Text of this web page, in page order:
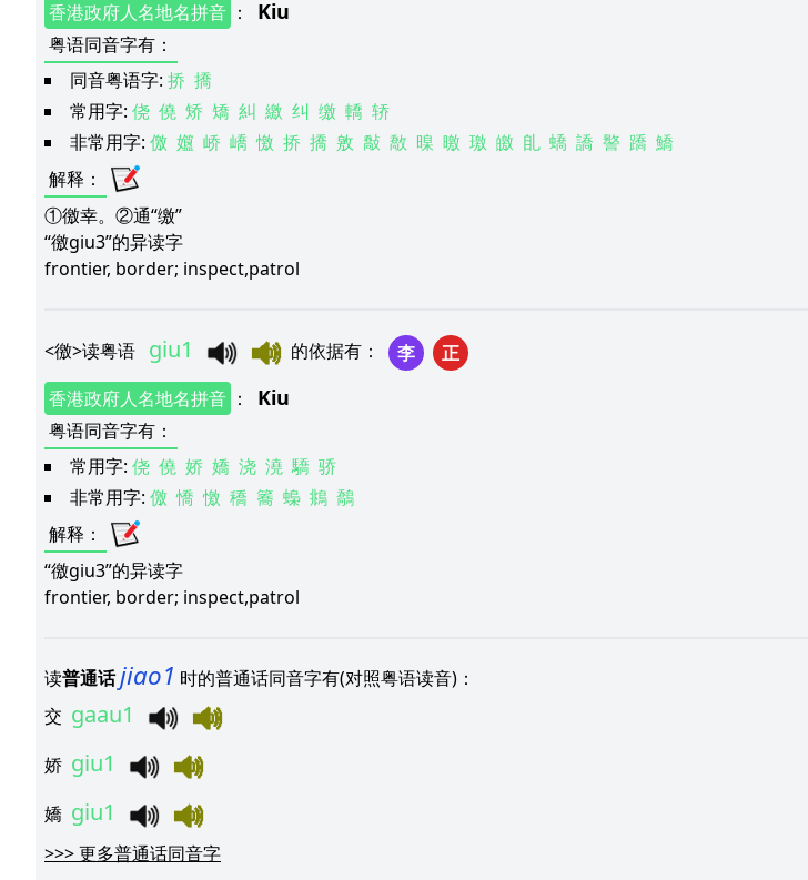
香港政府人名地名拼音 ： Kiu
粤语同音字有 ：
同音粤语字: 挢 撟
常用字: 侥 僥 矫 矯 糾 繳 纠 缴 轎 轿
非常用字: 儌 孂 峤 嶠 憿 挢 撟 敫 敽 敿 暞 曒 璬 皦 臫 蟜 譑 譥 蹻 鱎
解释 ：
①徼幸。②通“缴”
“徼giu3”的异读字
frontier, border; inspect,patrol
<徼>读粤语 giu1 的依据有 ： 李
正
香港政府人名地名拼音 ： Kiu
粤语同音字有 ：
常用字: 侥 僥 娇 嬌 浇 澆 驕 骄
非常用字: 儌 憍 憿 穚 簥 蟂 鴵 鷮
解释 ：
“徼giu3”的异读字
frontier, border; inspect,patrol
读普通话jiao1 时的普通话同音字有(对照粤语读音)：
交 gaau1
娇 giu1
嬌 giu1
>>>更多普通话同音字